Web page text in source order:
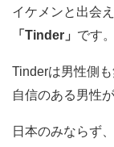
イケメンと出会
「Tinder」 です。
Tinderは男性側
自信のある男性
日本のみならず